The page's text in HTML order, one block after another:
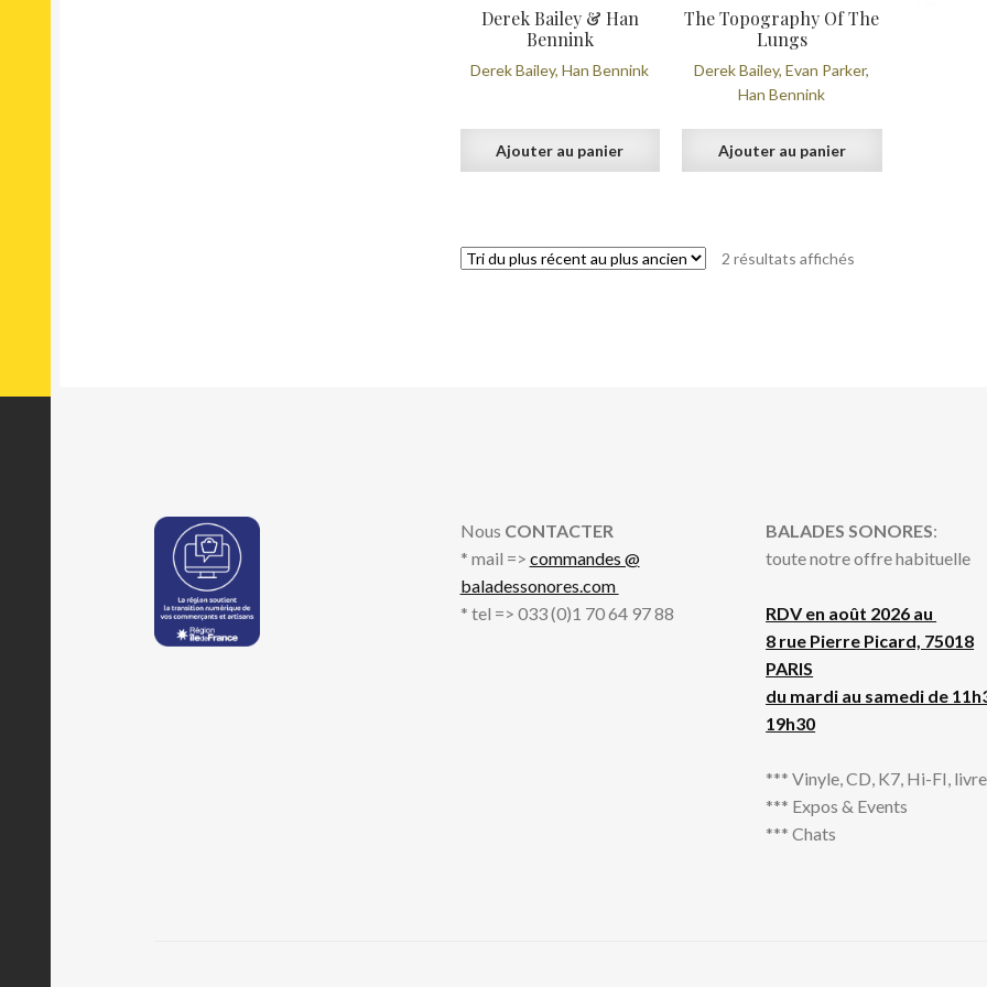
Derek Bailey & Han
Bennink
Derek Bailey, Han Bennink
Ajouter au panier
The Topography Of The
Lungs
Derek Bailey, Evan Parker,
Han Bennink
Ajouter au panier
2 résultats affichésTrié
Nous CONTACTER
* mail => commandes @
baladessonores.com
* tel => 033 (0)1 70 64 97 88
BALADES SONORES:
toute notre offre habituelle
RDV en août 2026 au
8 rue Pierre Picard, 75018
PARIS
du mardi au samedi de
19h30
*** Vinyle, CD, K7, Hi-FI,
*** Expos & Events
*** Chats